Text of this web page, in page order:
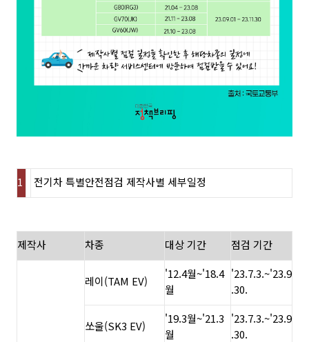
1 전기차 특별안전점검 제작사별 세부일정
제작사 차종 대상 기간 점검 기간
레이(TAM EV)
'12.4월~'18.4
월
'23.7.3.~'23.9
.30.
쏘울(SK3 EV)
'19.3월~'21.3
월
'23.7.3.~'23.9
.30.